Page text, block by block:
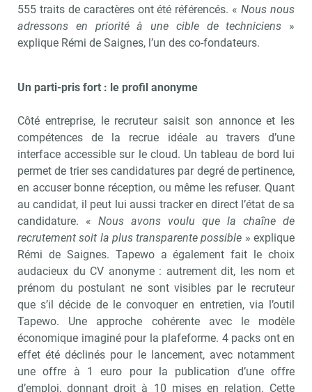
555 traits de caractères ont été référencés. «Nous nous
adressons en priorité à une cible de techniciens »
explique Rémi de Saignes, l’un des co-fondateurs.
Un parti-pris fort : le profil anonyme
Côté entreprise, le recruteur saisit son annonce et les
compétences de la recrue idéale au travers d’une
interface accessible sur le cloud. Un tableau de bord lui
permet de trier ses candidatures par degré de pertinence,
en accuser bonne réception, ou même les refuser. Quant
au candidat, il peut lui aussi tracker en direct l’état de sa
candidature. « Nous avons voulu que la chaîne de
recrutement soit la plus transparente possible » explique
Rémi de Saignes. Tapewo a également fait le choix
audacieux du CV anonyme : autrement dit, les nom et
prénom du postulant ne sont visibles par le recruteur
que s’il décide de le convoquer en entretien, via l’outil
Tapewo. Une approche cohérente avec le modèle
économique imaginé pour la plafeforme. 4 packs ont en
effet été déclinés pour le lancement, avec notamment
une offre à 1 euro pour la publication d’une offre
d’emploi, donnant droit à 10 mises en relation. Cette